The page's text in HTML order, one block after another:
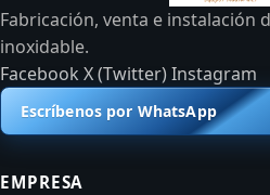
Fabricación, venta e instalación
inoxidable.
FacebookX (Twitter)Instagram
Escríbenos por WhatsApp
EMPRESA